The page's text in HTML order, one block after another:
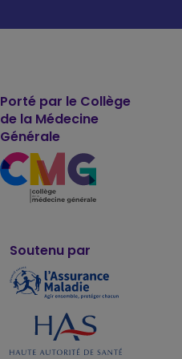
Porté par le Collège
de la Médecine
Générale
Soutenu par